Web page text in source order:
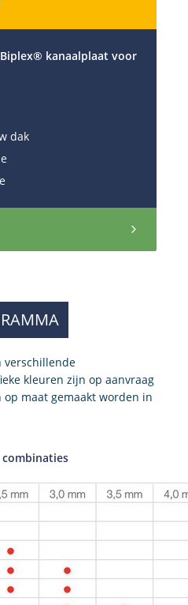
kanaalplaat voor
dak
verschillende
kleuren zijn op aanvraag
maat gemaakt worden in